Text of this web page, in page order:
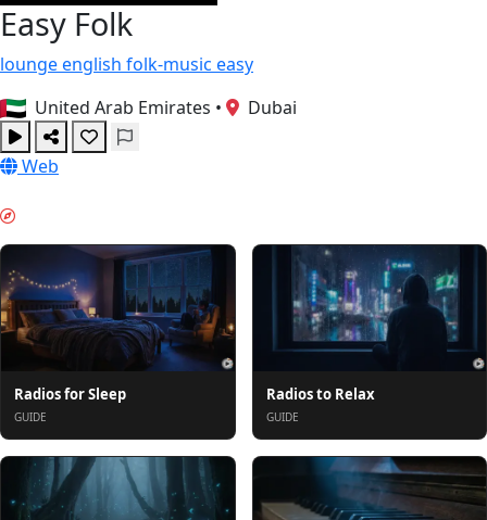
Easy Folk
loungeenglish folk-music easy
United Arab Emirates • Dubai
Web
Radios for Sleep
GUIDE
Radios to Relax
GUIDE